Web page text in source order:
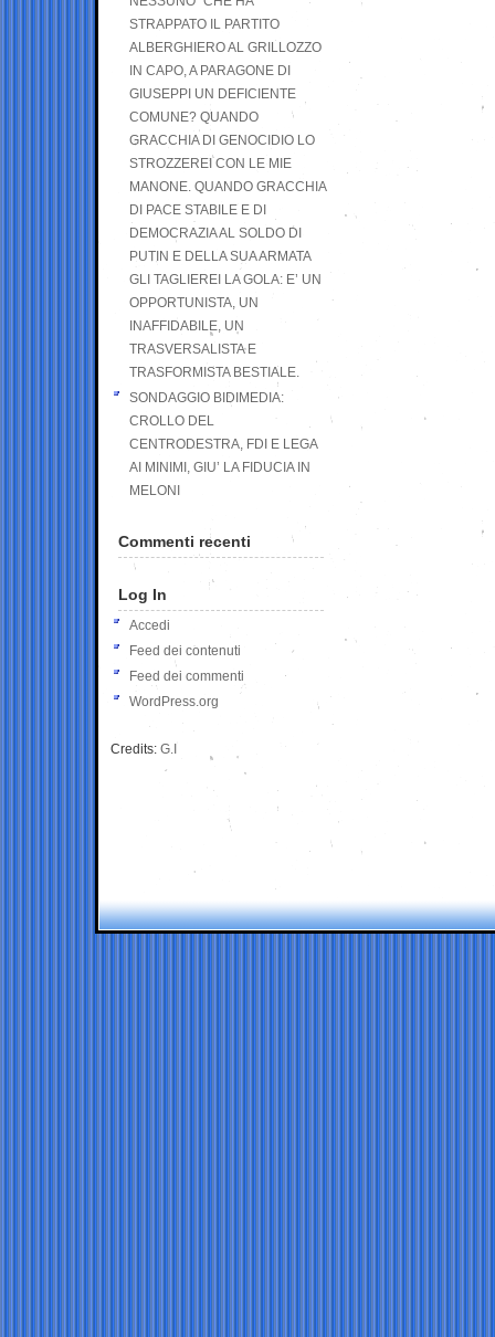
STRAPPATO IL PARTITO
ALBERGHIERO AL GRILLOZZO
IN CAPO, A PARAGONE DI
GIUSEPPI UN DEFICIENTE
COMUNE? QUANDO
GRACCHIA DI GENOCIDIO LO
STROZZEREI CON LE MIE
MANONE. QUANDO GRACCHIA
DI PACE STABILE E DI
DEMOCRAZIA AL SOLDO DI
PUTIN E DELLA SUA ARMATA
GLI TAGLIEREI LA GOLA: E’ UN
OPPORTUNISTA, UN
INAFFIDABILE, UN
TRASVERSALISTA E
TRASFORMISTA BESTIALE.
SONDAGGIO BIDIMEDIA:
CROLLO DEL
CENTRODESTRA, FDI E LEGA
AI MINIMI, GIU’ LA FIDUCIA IN
MELONI
Commenti recenti
Log In
Accedi
Feed dei contenuti
Feed dei commenti
WordPress.org
Credits: G.I